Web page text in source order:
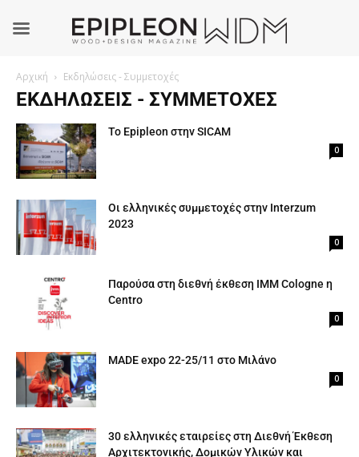
Αρχική Εκδηλώσεις - Συμμετοχές
ΕΚΔΗΛΏΣΕΙΣ - ΣΥΜΜΕΤΟΧΈΣ
Το Epipleon στην SICAM
0
Οι ελληνικές συμμετοχές στην Interzum
2023
0
Παρούσα στη διεθνή έκθεση ΙΜΜ Cologne η
Centro
0
MADE expo 22-25/11 στο Μιλάνο
0
30 ελληνικές εταιρείες στη Διεθνή Έκθεση
Αρχιτεκτονικής, Δομικών Υλικών και